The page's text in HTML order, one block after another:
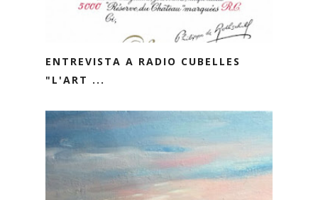
ENTREVISTA A RADIO CUBELLES
"L'ART ...